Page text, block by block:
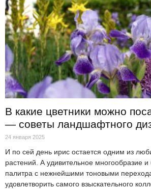
В какие цветники можно
— советы ландшафтного
24 января 2025
И по сей день ирис остается одним из
растений. А удивительное многообразие и
палитра с нежнейшими тоновыми
удовлетворить самого взыскательного